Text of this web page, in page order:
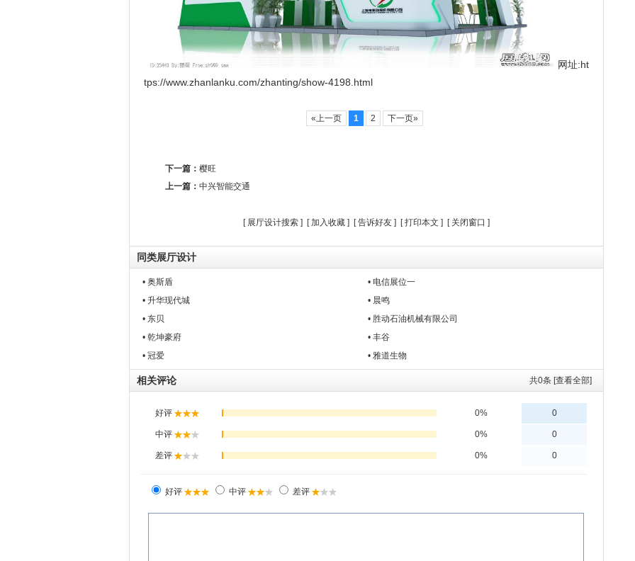
网址:ht
tps://www.zhanlanku.com/zhanting/show-4198.html
«上一页 1 2 下一页»
下一篇： 樱旺
上一篇： 中兴智能交通
[ 展厅设计搜索 ] [加入收藏 ] [告诉好友 ] [打印本文 ] [ 关闭窗口 ]
同类展厅设计
• 奥斯盾
• 电信展位一
• 升华现代城
• 晨鸣
• 东贝
• 胜动石油机械有限公司
• 乾坤豪府
• 丰谷
• 冠爱
• 雅道生物
共0条 [查看全部]
相关评论